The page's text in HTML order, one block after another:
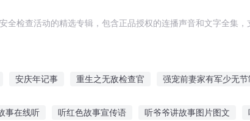
全检查活动的精选专辑，包含正品授权的连播声音和文字全集，
安庆年记事 重生之无敌检查官 强宠前妻家有军少无节
事在线听 听红色故事宣传语 听爷爷讲故事图片图文